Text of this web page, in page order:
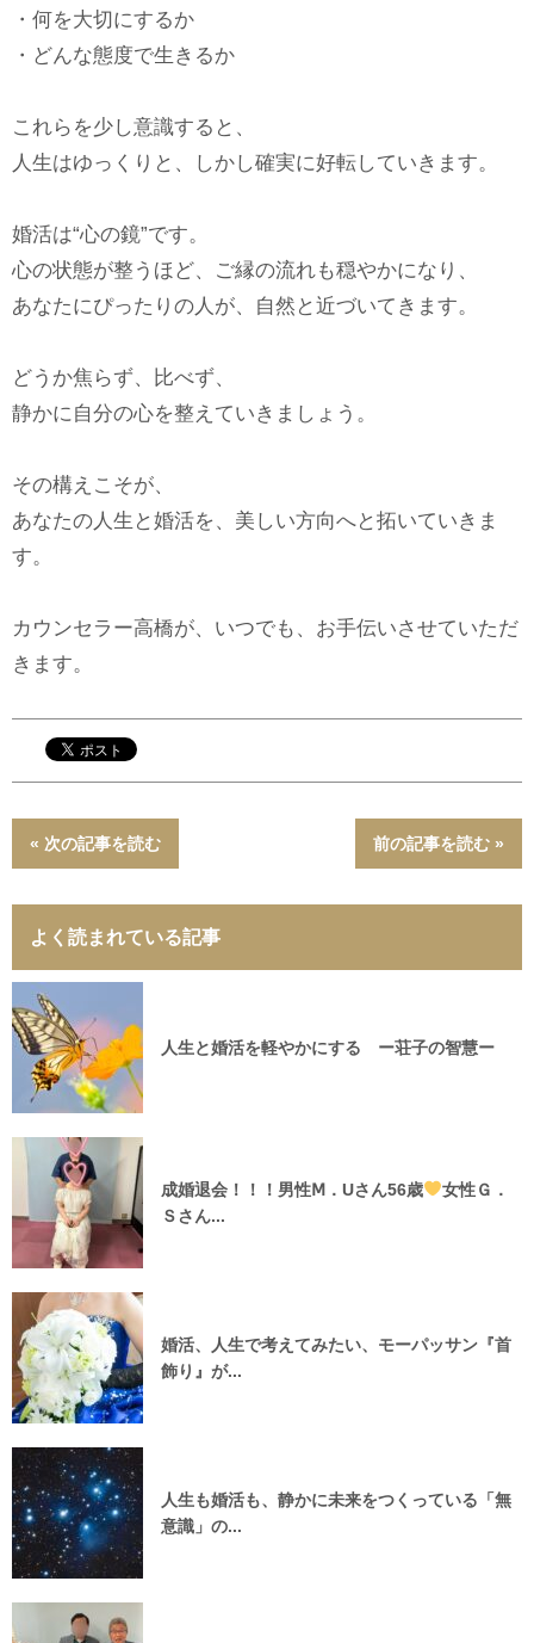
・何を大切にするか
・どんな態度で生きるか
これらを少し意識すると、
人生はゆっくりと、しかし確実に好転していきます。
婚活は“心の鏡”です。
心の状態が整うほど、ご縁の流れも穏やかになり、
あなたにぴったりの人が、自然と近づいてきます。
どうか焦らず、比べず、
静かに自分の心を整えていきましょう。
その構えこそが、
あなたの人生と婚活を、美しい方向へと拓いていきま
す。
カウンセラー高橋が、いつでも、お手伝いさせていただ
きます。
« 次の記事を読む 前の記事を読む »
よく読まれている記事
人生と婚活を軽やかにする ー荘子の智慧ー
成婚退会！！！男性Ⅿ．Uさん56歳
女性Ｇ．
Ｓさん...
婚活、人生で考えてみたい、モーパッサン『首
飾り』が...
人生も婚活も、静かに未来をつくっている「無
意識」の...